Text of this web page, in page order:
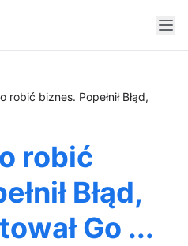
robić biznes. Popełnił Błąd,
robić
Błąd,
Go ...